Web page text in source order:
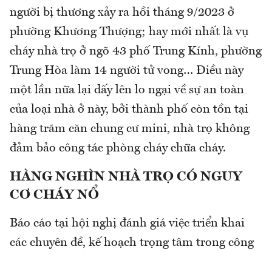
người bị thương xảy ra hồi tháng 9/2023 ở
phường Khương Thượng; hay mới nhất là vụ
cháy nhà trọ ở ngõ 43 phố Trung Kính, phường
Trung Hòa làm 14 người tử vong… Điều này
một lần nữa lại dấy lên lo ngại về sự an toàn
của loại nhà ở này, bởi thành phố còn tồn tại
hàng trăm căn chung cư mini, nhà trọ không
đảm bảo công tác phòng cháy chữa cháy.
HÀNG NGHÌN NHÀ TRỌ CÓ NGUY
CƠ CHÁY NỔ
Báo cáo tại hội nghị đánh giá việc triển khai
các chuyên đề, kế hoạch trọng tâm trong công